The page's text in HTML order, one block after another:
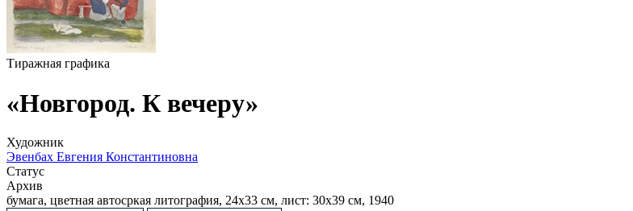
Тиражная графика
«Новгород. К вечеру»
Художник
Эвенбах Евгения Константиновна
Статус
Архив
бумага, цветная автосркая литография, 24х33 см, лист: 30х39 см, 1940